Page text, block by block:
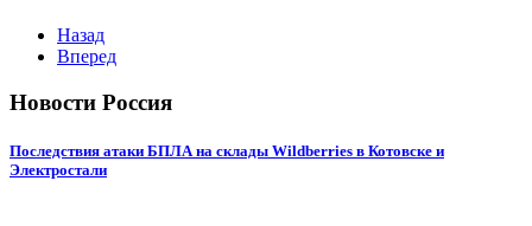
Назад
Вперед
Новости Россия
Последствия атаки БПЛА на склады Wildberries в Котовске и
Электростали